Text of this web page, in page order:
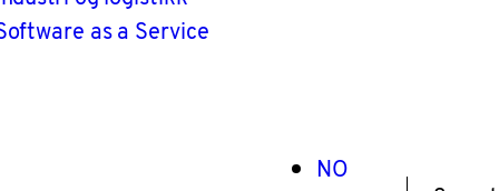
as a Service
NO